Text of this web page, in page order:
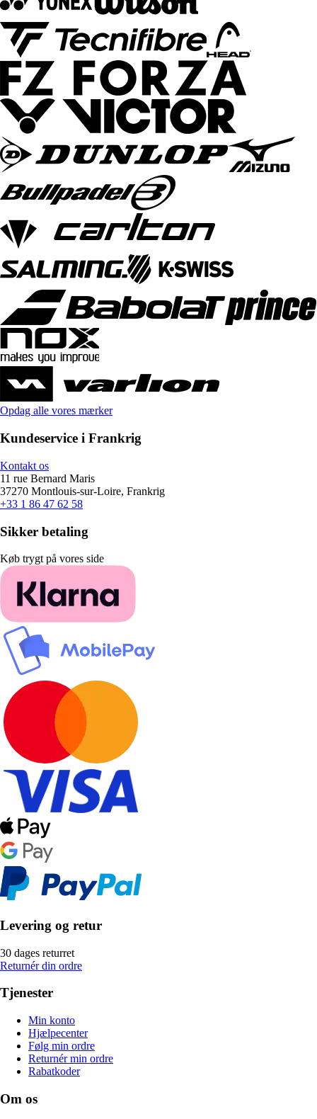
Opdag alle vores mærker
Kundeservice i Frankrig
Kontakt os
11 rue Bernard Maris
37270 Montlouis-sur-Loire, Frankrig
+33 1 86 47 62 58
Sikker betaling
Køb trygt på vores side
Levering og retur
30 dages returret
Returnér din ordre
Tjenester
Min konto
Hjælpecenter
Følg min ordre
Returnér min ordre
Rabatkoder
Om os